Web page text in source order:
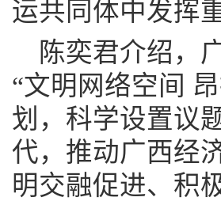
运共同体中发挥
陈奕君介绍，
“文明网络空间
划，科学设置议
代，推动广西经
明交融促进、积